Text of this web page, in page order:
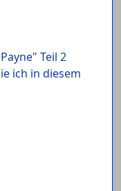
Teil 2
ich in diesem